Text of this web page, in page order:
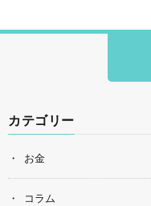
カテゴリー
お金
コラム